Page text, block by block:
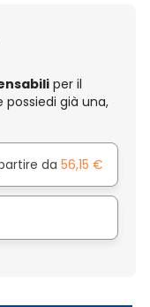
per il
già una,
da 56,15 €